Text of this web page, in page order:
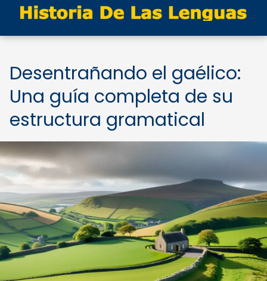
Desentrañando el gaélico:
Una guía completa de su
estructura gramatical